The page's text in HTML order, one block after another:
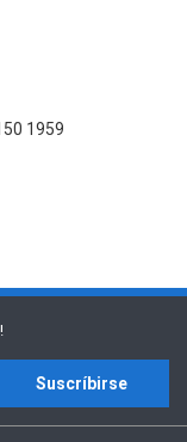
1959
Suscríbirse